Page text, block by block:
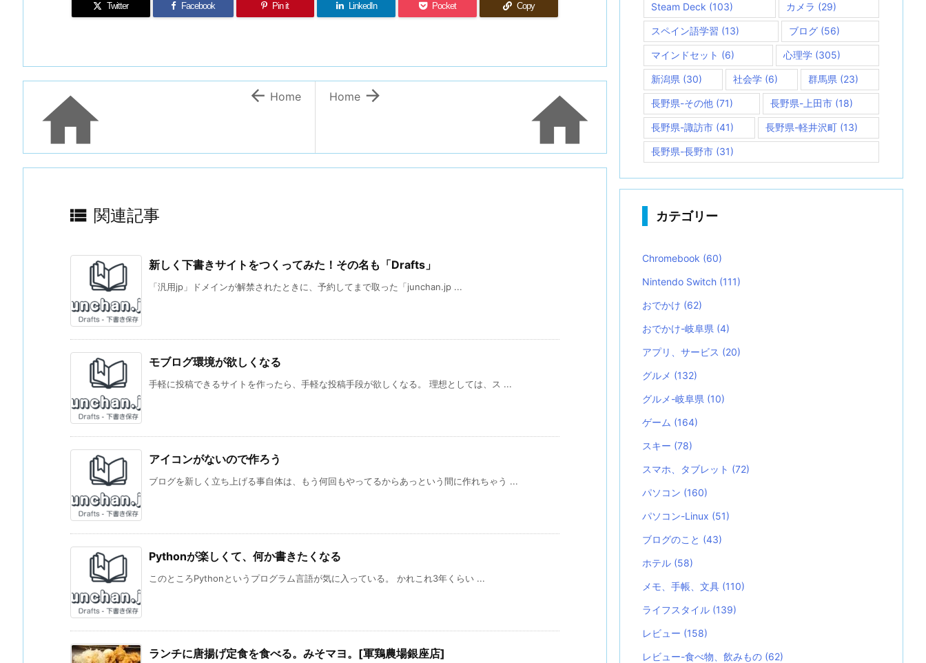
Twitter Facebook Pin it LinkedIn Pocket Copy


Home
  Home
 関連記事
新しく下書きサイトをつくってみた！その名も「Drafts」
「汎用jp」ドメインが解禁されたときに、予約してまで取った「junchan.jp ...
モブログ環境が欲しくなる
手軽に投稿できるサイトを作ったら、手軽な投稿手段が欲しくなる。 理想としては、ス ...
アイコンがないので作ろう
ブログを新しく立ち上げる事自体は、もう何回もやってるからあっという間に作れちゃう ...
Pythonが楽しくて、何か書きたくなる
このところPythonというプログラム言語が気に入っている。 かれこれ3年くらい ...
ランチに唐揚げ定食を食べる。みそマヨ。[軍鶏農場銀座店]
Steam Deck (103) カメラ (29)
スペイン語学習 (13) ブログ (56)
マインドセット (6) 心理学 (305)
新潟県 (30) 社会学(6) 群馬県 (23)
長野県-その他 (71) 長野県-上田市(18)
長野県-諏訪市 (41) 長野県-軽井沢町 (13)
長野県-長野市 (31)
カテゴリー
Chromebook (60)
Nintendo Switch (111)
おでかけ (62)
おでかけ-岐阜県 (4)
アプリ、サービス (20)
グルメ (132)
グルメ-岐阜県 (10)
ゲーム (164)
スキー (78)
スマホ、タブレット (72)
パソコン (160)
パソコン-Linux (51)
ブログのこと (43)
ホテル (58)
メモ、手帳、文具 (110)
ライフスタイル (139)
レビュー (158)
レビュー-食べ物、飲みもの (62)